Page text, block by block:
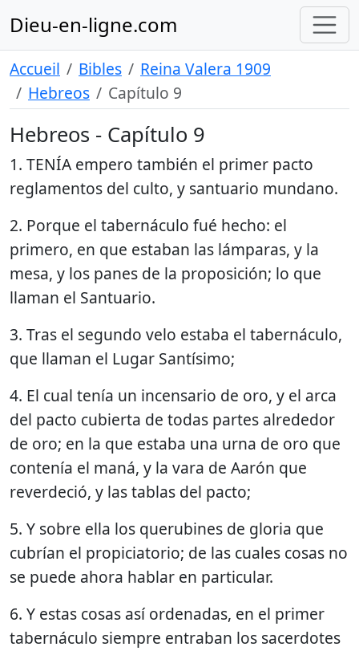
Dieu-en-ligne.com
Accueil Bibles
Reina Valera 1909
Hebreos
Capítulo 9
Hebreos - Capítulo 9
1. TENÍA empero también el primer pacto
reglamentos del culto, y santuario mundano.
2. Porque el tabernáculo fué hecho: el
primero, en que estaban las lámparas, y la
mesa, y los panes de la proposición; lo que
llaman el Santuario.
3. Tras el segundo velo estaba el tabernáculo,
que llaman el Lugar Santísimo;
4. El cual tenía un incensario de oro, y el arca
del pacto cubierta de todas partes alrededor
de oro; en la que estaba una urna de oro que
contenía el maná, y la vara de Aarón que
reverdeció, y las tablas del pacto;
5. Y sobre ella los querubines de gloria que
cubrían el propiciatorio; de las cuales cosas no
se puede ahora hablar en particular.
6. Y estas cosas así ordenadas, en el primer
tabernáculo siempre entraban los sacerdotes